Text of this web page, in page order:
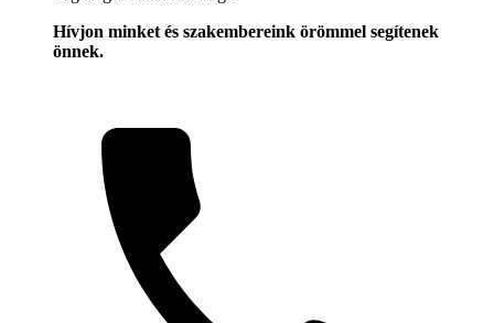
Hívjon minket és szakembereink örömmel segítenek
önnek.